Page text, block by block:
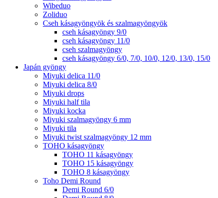
Wibeduo
Zoliduo
Cseh kásagyöngyök és szalmagyöngyök
cseh kásagyöngy 9/0
cseh kásagyöngy 11/0
cseh szalmagyöngy
cseh kásagyöngy 6/0, 7/0, 10/0, 12/0, 13/0, 15/0
Japán gyöngy
Miyuki delica 11/0
Miyuki delica 8/0
Miyuki drops
Miyuki half tila
Miyuki kocka
Miyuki szalmagyöngy 6 mm
Miyuki tila
Miyuki twist szalmagyöngy 12 mm
TOHO kásagyöngy
TOHO 11 kásagyöngy
TOHO 15 kásagyöngy
TOHO 8 kásagyöngy
Toho Demi Round
Demi Round 6/0